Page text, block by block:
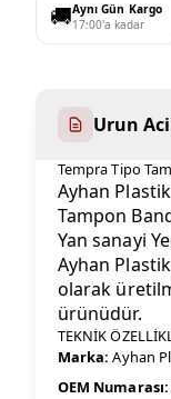
🚚Aynı Gün Kargo
17:00'a kadar
Urun
Tempra Tipo
Ayhan
Tampon
Yan sanayi
Ayhan
olarak
ürünüdür.
TEKNİK
Marka: Ayhan
OEM Numarası: